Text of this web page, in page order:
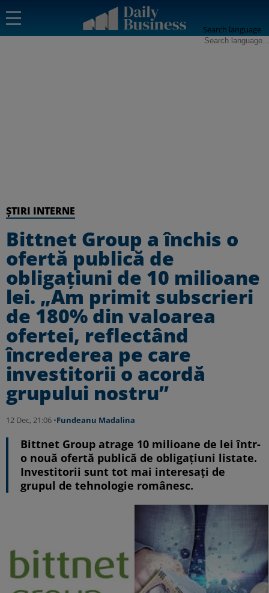
Search language
ȘTIRI INTERNE
Bittnet Group a închis o
ofertă publică de
obligaţiuni de 10 milioane
lei. „Am primit subscrieri
de 180% din valoarea
ofertei, reflectând
încrederea pe care
investitorii o acordă
grupului nostru”
12 Dec, 21:06 •Fundeanu Madalina
Bittnet Group atrage 10 milioane de lei într-
o nouă ofertă publică de obligaţiuni listate.
Investitorii sunt tot mai interesați de
grupul de tehnologie românesc.